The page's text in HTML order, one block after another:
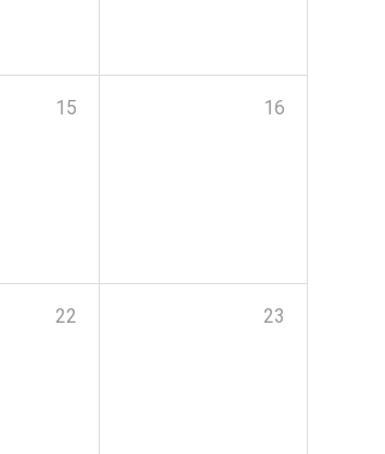
15 16
22 23